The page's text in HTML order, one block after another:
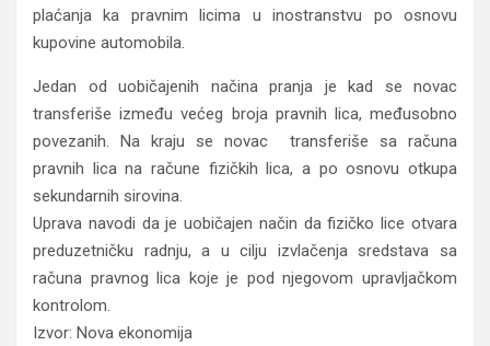
plaćanja ka pravnim licima u inostranstvu po osnovu
kupovine automobila.
Jedan od uobičajenih načina pranja je kad se novac
transferiše između većeg broja pravnih lica, međusobno
povezanih. Na kraju se novac transferiše sa računa
pravnih lica na račune fizičkih lica, a po osnovu otkupa
sekundarnih sirovina.
Uprava navodi da je uobičajen način da fizičko lice otvara
preduzetničku radnju, a u cilju izvlačenja sredstava sa
računa pravnog lica koje je pod njegovom upravljačkom
kontrolom.
Izvor: Nova ekonomija